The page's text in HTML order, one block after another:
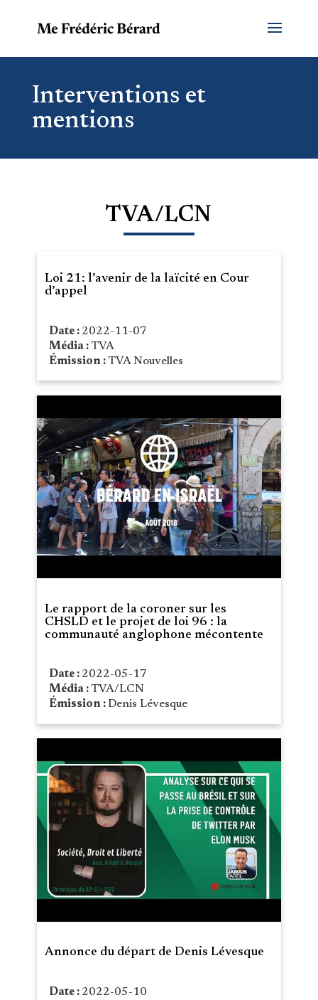
Interventions et
mentions
TVA/LCN
Loi 21: l’avenir de la laïcité en Cour
d’appel
Date : 2022-11-07
Média :TVA
Émission :TVA Nouvelles
Le rapport de la coroner sur les
CHSLD et le projet de loi 96 : la
communauté anglophone mécontente
Date : 2022-05-17
Média :TVA/LCN
Émission : Denis Lévesque
Annonce du départ de Denis Lévesque
Date : 2022-05-10